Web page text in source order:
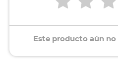
Este producto aún